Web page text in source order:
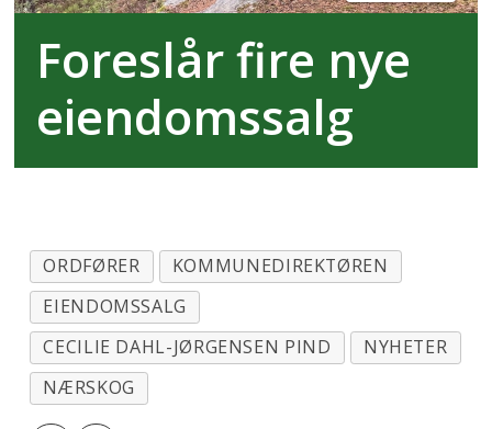
Foreslår fire nye
eiendomssalg
ORDFØRER
KOMMUNEDIREKTØREN
EIENDOMSSALG
CECILIE DAHL-JØRGENSEN PIND
NYHETER
NÆRSKOG